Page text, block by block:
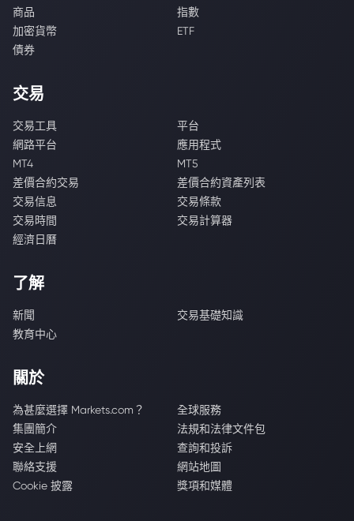
商品
指數
加密貨幣
ETF
債券
交易
交易工具
平台
網路平台
應用程式
MT4
MT5
差價合約交易
差價合約資產列表
交易信息
交易條款
交易時間
交易計算器
經濟日曆
了解
新聞
交易基礎知識
教育中心
關於
為甚麼選擇 Markets.com？
全球服務
集團簡介
法規和法律文件包
安全上網
查詢和投訴
聯絡支援
網站地圖
Cookie 披露
獎項和媒體